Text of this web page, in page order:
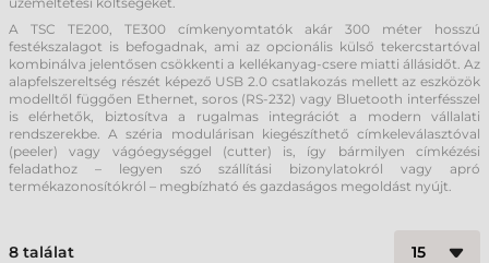
A TSC TE200, TE300 címkenyomtatók akár 300 méter hosszú
festékszalagot is befogadnak, ami az opcionális külső tekercstartóval
kombinálva jelentősen csökkenti a kellékanyag-csere miatti állásidőt. Az
alapfelszereltség részét képező USB 2.0 csatlakozás mellett az eszközök
modelltől függően Ethernet, soros (RS-232) vagy Bluetooth interfésszel
is elérhetők, biztosítva a rugalmas integrációt a modern vállalati
rendszerekbe. A széria modulárisan kiegészíthető címkeleválasztóval
(peeler) vagy vágóegységgel (cutter) is, így bármilyen címkézési
feladathoz – legyen szó szállítási bizonylatokról vagy apró
termékazonosítókról – megbízható és gazdaságos megoldást nyújt.
8 találat